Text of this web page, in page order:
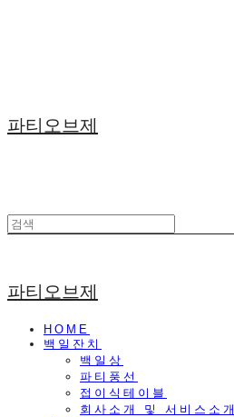
파티오브제
파티오브제
HOME
백일잔치
백일상
파티풍선
접이식테이블
회사소개 및 서비스소개